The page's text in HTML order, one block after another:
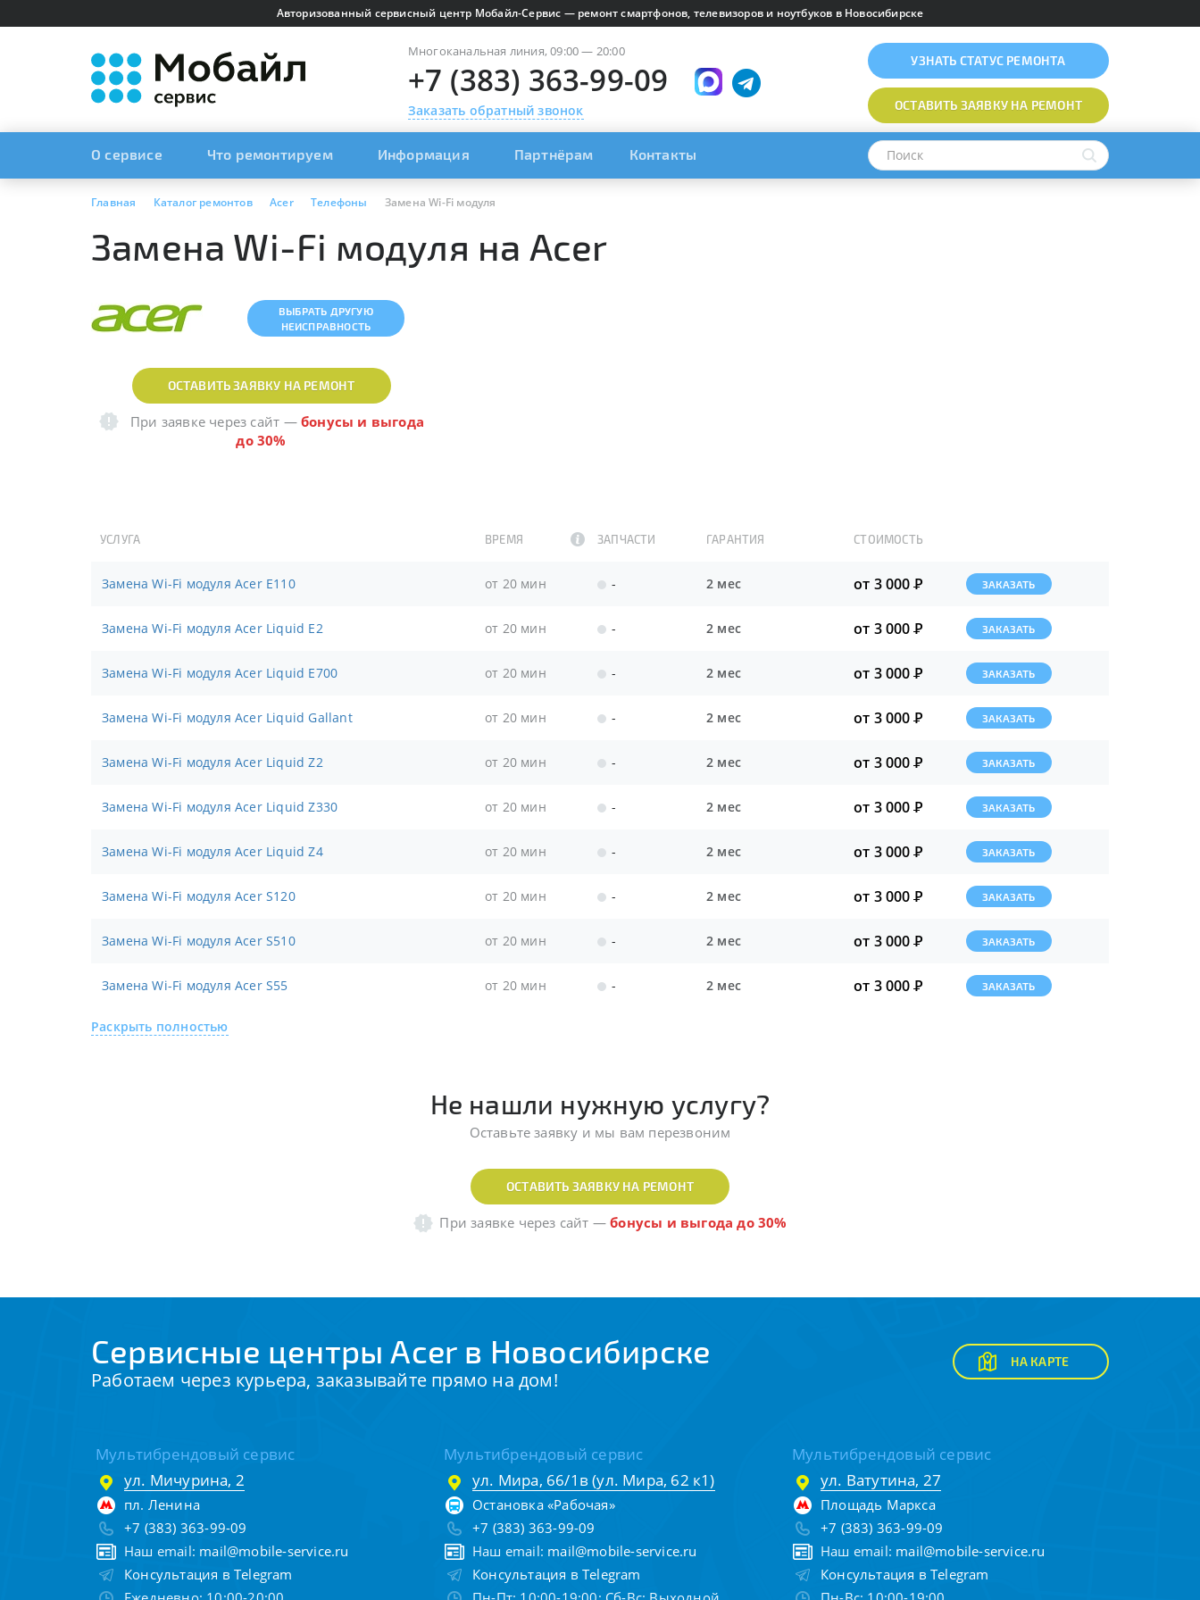
Авторизованный сервисный центр Мобайл-Сервис — ремонт смартфонов, телевизоров и ноутбуков в Новосибирске
Многоканальная линия, 09:00 — 20:00
+7 (383) 363-99-09
Заказать обратный звонок
УЗНАТЬ СТАТУС РЕМОНТА
ОСТАВИТЬ ЗАЯВКУНА РЕМОНТ
О сервисе Что ремонтируем Информация Партнёрам Контакты
Главная Каталог ремонтов Acer Телефоны Замена Wi-Fi модуля
Замена Wi-Fi модуля на Acer
ВЫБРАТЬ ДРУГУЮ
НЕИСПРАВНОСТЬ
ОСТАВИТЬ ЗАЯВКУ НА РЕМОНТ
При заявке через сайт — бонусы и выгода
до 30%
УСЛУГА ВРЕМЯ ЗАПЧАСТИ ГАРАНТИЯ СТОИМОСТЬ
Замена Wi-Fi модуля Acer E110 от 20 мин - 2 мес от 3 000Р ЗАКАЗАТЬ
Замена Wi-Fi модуля Acer Liquid E2 от 20 мин - 2 мес от 3 000Р ЗАКАЗАТЬ
Замена Wi-Fi модуля Acer Liquid E700 от 20 мин - 2 мес от 3 000Р ЗАКАЗАТЬ
Замена Wi-Fi модуля Acer Liquid Gallant от 20 мин - 2 мес от 3 000Р ЗАКАЗАТЬ
Замена Wi-Fi модуля Acer Liquid Z2 от 20 мин - 2 мес от 3 000Р ЗАКАЗАТЬ
Замена Wi-Fi модуля Acer Liquid Z330 от 20 мин - 2 мес от 3 000Р ЗАКАЗАТЬ
Замена Wi-Fi модуля Acer Liquid Z4 от 20 мин - 2 мес от 3 000Р ЗАКАЗАТЬ
Замена Wi-Fi модуля Acer S120 от 20 мин - 2 мес от 3 000Р ЗАКАЗАТЬ
Замена Wi-Fi модуля Acer S510 от 20 мин - 2 мес от 3 000Р ЗАКАЗАТЬ
Замена Wi-Fi модуля Acer S55 от 20 мин - 2 мес от 3 000Р ЗАКАЗАТЬ
Раскрыть полностью
Не нашли нужную услугу?
Оставьте заявку и мы вам перезвоним
ОСТАВИТЬ ЗАЯВКУ НА РЕМОНТ
При заявке через сайт —бонусы и выгода до 30%
Сервисные центры Acer в Новосибирске
Работаем через курьера, заказывайте прямо на дом!
НА КАРТЕ
Мультибрендовый сервис
ул. Мичурина, 2
пл. Ленина
+7 (383) 363-99-09
Наш email: mail@mobile-service.ru
Консультация в Telegram
Мультибрендовый сервис
ул. Мира, 66/1в (ул. Мира, 62 к1)
Остановка «Рабочая»
+7 (383) 363-99-09
Наш email: mail@mobile-service.ru
Консультация в Telegram
Мультибрендовый сервис
ул. Ватутина, 27
Площадь Маркса
+7 (383) 363-99-09
Наш email: mail@mobile-service.ru
Консультация в Telegram